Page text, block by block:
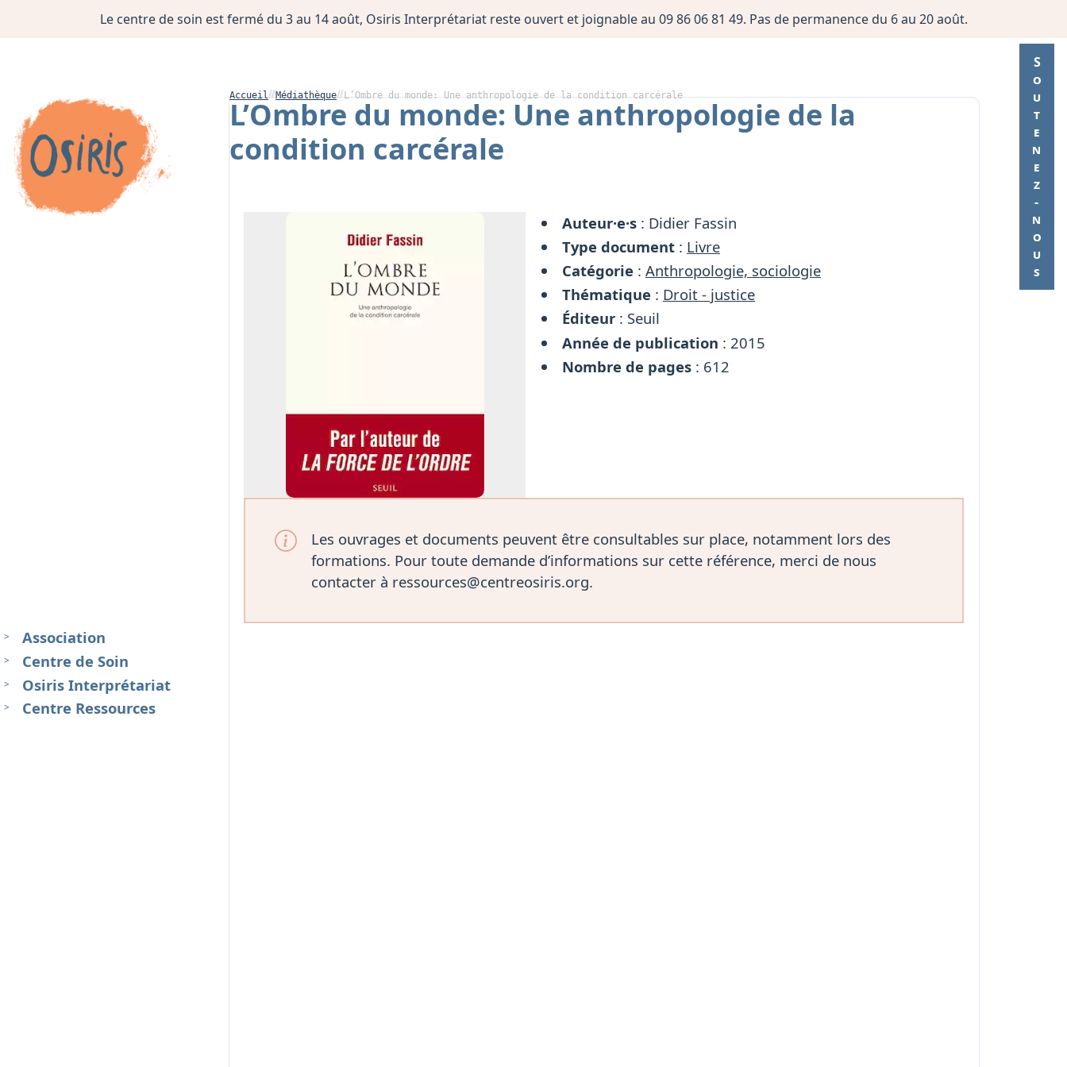
Le centre de soin est fermé du 3 au 14 août, Osiris Interprétariat reste ouvert et joignable au 09 86 06 81 49. Pas de permanence du 6 au 20 août.
Soutenez-nous
Association
Centre de Soin
Osiris Interprétariat
Centre Ressources
Accueil Médiathèque L’Ombre du monde: Une anthropologie de la condition carcérale
L’Ombre du monde: Une anthropologie de la
condition carcérale
Auteur·e·s : Didier Fassin
Type document : Livre
Catégorie :Anthropologie, sociologie
Thématique : Droit - justice
Éditeur : Seuil
Année de publication : 2015
Nombre de pages : 612
Les ouvrages et documents peuvent être consultables sur place, notamment lors des
formations. Pour toute demande d’informations sur cette référence, merci de nous
contacter à ressources@centreosiris.org.